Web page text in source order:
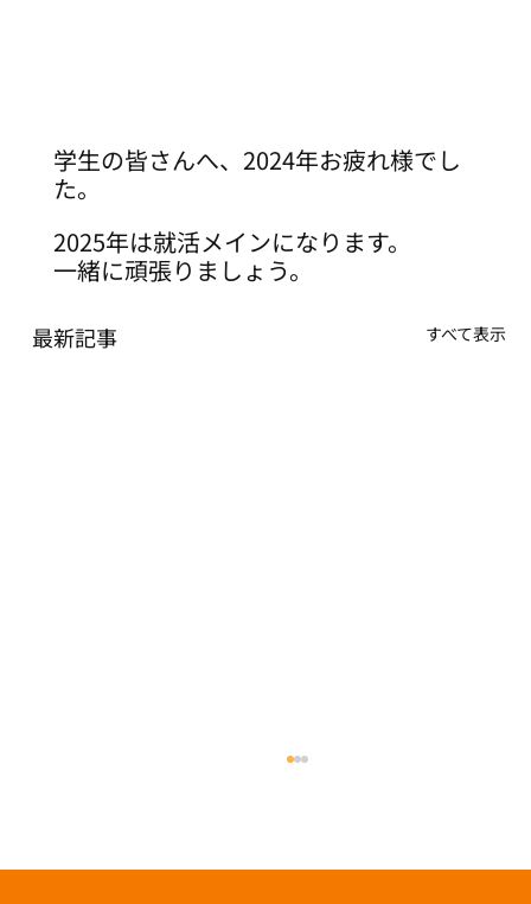
学生の皆さんへ、2024年お疲れ様でし
た。
2025年は就活メインになります。
一緒に頑張りましょう。
最新記事 すべて表示